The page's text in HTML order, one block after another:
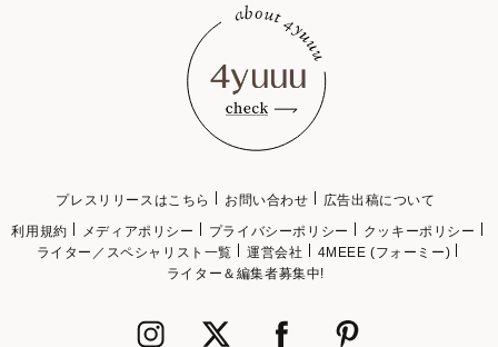
プレスリリースはこちら お問い合わせ
広告出稿について
利用規約
メディアポリシー プライバシーポリシー
クッキーポリシー
ライター／スペシャリスト一覧
運営会社
4MEEE (フォーミー)
ライター＆編集者募集中!